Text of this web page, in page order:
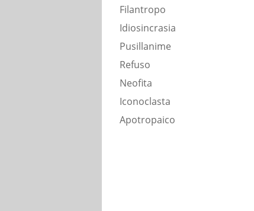
Filantropo
Idiosincrasia
Pusillanime
Refuso
Neofita
Iconoclasta
Apotropaico